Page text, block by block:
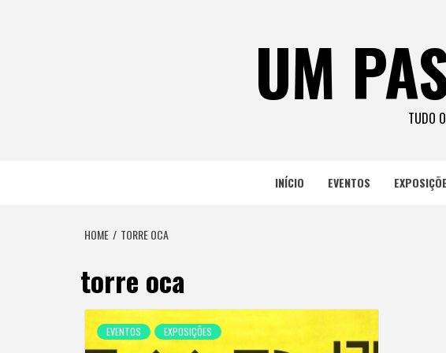
UM
TUDO
INÍCIO EVENTOS
HOME TORRE OCA
torre oca
EVENTOS EXPOSIÇÕES